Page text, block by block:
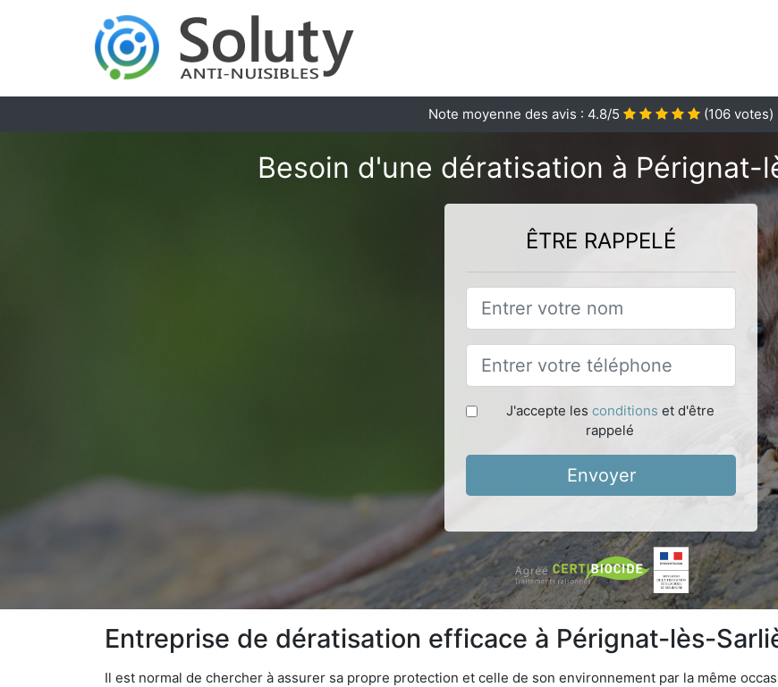
Note moyenne des avis : 4.8/5 (106 votes)
Besoin d'une dératisation à Pérignat-
ÊTRE RAPPELÉ
J'accepte les conditions et d'être
rappelé
Envoyer
Entreprise de dératisation efficace à Pérignat-lès-
Il est normal de chercher à assurer sa propre protection et celle de son environnement par la même